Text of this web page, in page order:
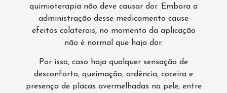
quimioterapia não deve causar dor. Embora a
administração desse medicamento cause
efeitos colaterais, no momento da aplicação
não é normal que haja dor.
Por isso, caso haja qualquer sensação de
desconforto, queimação, ardência, coceira e
presença de placas avermelhadas na pele, entre